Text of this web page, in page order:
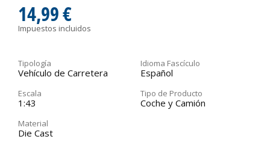
14,99 €
Impuestos incluidos
Tipología
Vehículo de Carretera
Idioma Fascículo
Español
Escala
1:43
Tipo de Producto
Coche y Camión
Material
Die Cast